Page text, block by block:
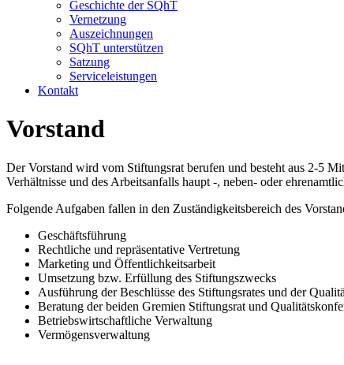
Geschichte der SQhT
Vernetzung
Auszeichnungen
SQhT unterstützen
Satzung
Serviceleistungen
Kontakt
Vorstand
Der Vorstand wird vom Stiftungsrat berufen und besteht aus 2-5
Verhältnisse und des Arbeitsanfalls haupt -, neben- oder
Folgende Aufgaben fallen in den Zuständigkeitsbereich des
Geschäftsführung
Rechtliche und repräsentative Vertretung
Marketing und Öffentlichkeitsarbeit
Umsetzung bzw. Erfüllung des Stiftungszwecks
Ausführung der Beschlüsse des Stiftungsrates und der
Beratung der beiden Gremien Stiftungsrat und
Betriebswirtschaftliche Verwaltung
Vermögensverwaltung